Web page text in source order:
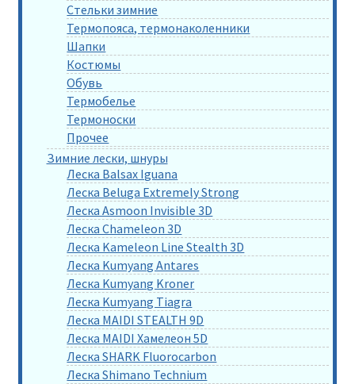
Стельки зимние
Термопояса, термонаколенники
Шапки
Костюмы
Обувь
Термобелье
Термоноски
Прочее
Зимние лески, шнуры
Леска Balsax Iguana
Леска Beluga Extremely Strong
Леска Asmoon Invisible 3D
Леска Chameleon 3D
Леска Kameleon Line Stealth 3D
Леска Kumyang Antares
Леска Kumyang Kroner
Леска Kumyang Tiagra
Леска MAIDI STEALTH 9D
Леска MAIDI Хамелеон 5D
Леска SHARK Fluorocarbon
Леска Shimano Technium